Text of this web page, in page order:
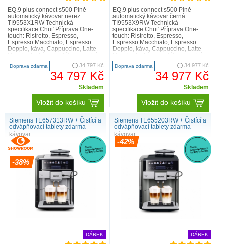
EQ.9 plus connect s500 Plně
automatický kávovar nerez
TI9553X1RW Technická
specifikace Chuť Příprava One-
touch: Ristretto, Espresso,
Espresso Macchiato, Espresso
Doppio, káva, Cappuccino, Latte
Macchiato, káva s mlékem pouhým
stisknutím tlačítka baristaMode:
další možn..
Doprava zdarma 34 797 Kč
34 797 Kč
Skladem
Vložit do košíku
EQ.9 plus connect s500 Plně
automatický kávovar černá
TI9553X9RW Technická
specifikace Chuť Příprava One-
touch: Ristretto, Espresso,
Espresso Macchiato, Espresso
Doppio, káva, Cappuccino, Latte
Macchiato, káva s mlékem pouhým
stisknutím tlačítka baristaMode:
další mož..
Doprava zdarma 34 977 Kč
34 977 Kč
Skladem
Vložit do košíku
Siemens TE657313RW + Čistící a
odvápňovací tablety zdarma
kávovar
-38%
DÁREK
Siemens TE655203RW + Čistící a
odvápňovací tablety zdarma
kávovar
-42%
DÁREK